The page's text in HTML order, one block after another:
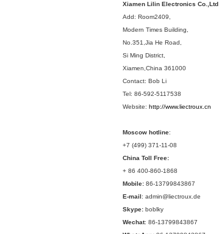
Xiamen Lilin Electronics Co.,Ltd
Add: Room2409,
Modern Times Building,
No.351,Jia He Road,
Si Ming District,
Xiamen,China 361000
Contact: Bob Li
Tel: 86-592-5117538
Website: http://www.liectroux.cn
Moscow hotline:
+7 (499) 371-11-08
China Toll Free:
+ 86 400-860-1868
Mobile:86-13799843867
E-mail: admin@liectroux.de
Skype:boblky
Wechat: 86-13799843867